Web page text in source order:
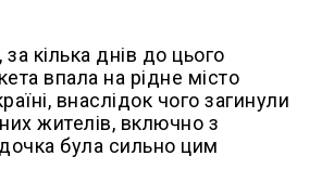
кілька днів до цього
впала на рідне місто
внаслідок чого загинули
жителів, включно з
дочка була сильно цим